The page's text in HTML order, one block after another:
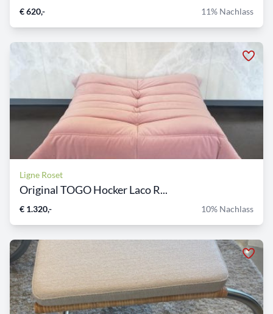
€ 620,- 11% Nachlass
Ligne Roset
Original TOGO Hocker Laco R...
€ 1.320,- 10% Nachlass